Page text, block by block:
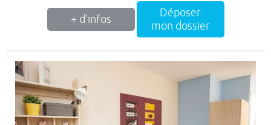
+ d'infos
Déposer
mon dossier